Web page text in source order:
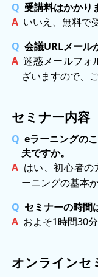
受講料はかかり
いいえ、無料で
会議URLメール
迷惑メールフォ
ざいますので、
セミナー内容
eラーニングの
夫ですか。
はい、初心者
ーニングの基本
セミナーの時間
およそ1時間30分
オンラインセ